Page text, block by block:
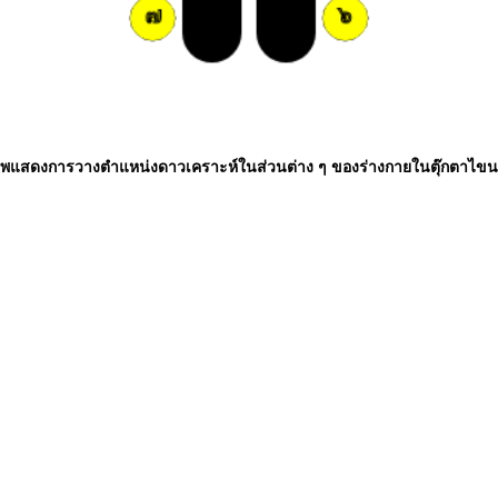
แสดงการวางตำแหน่งดาวเคราะห์ในส่วนต่าง ๆ ของร่างกายในตุ๊กตาไข